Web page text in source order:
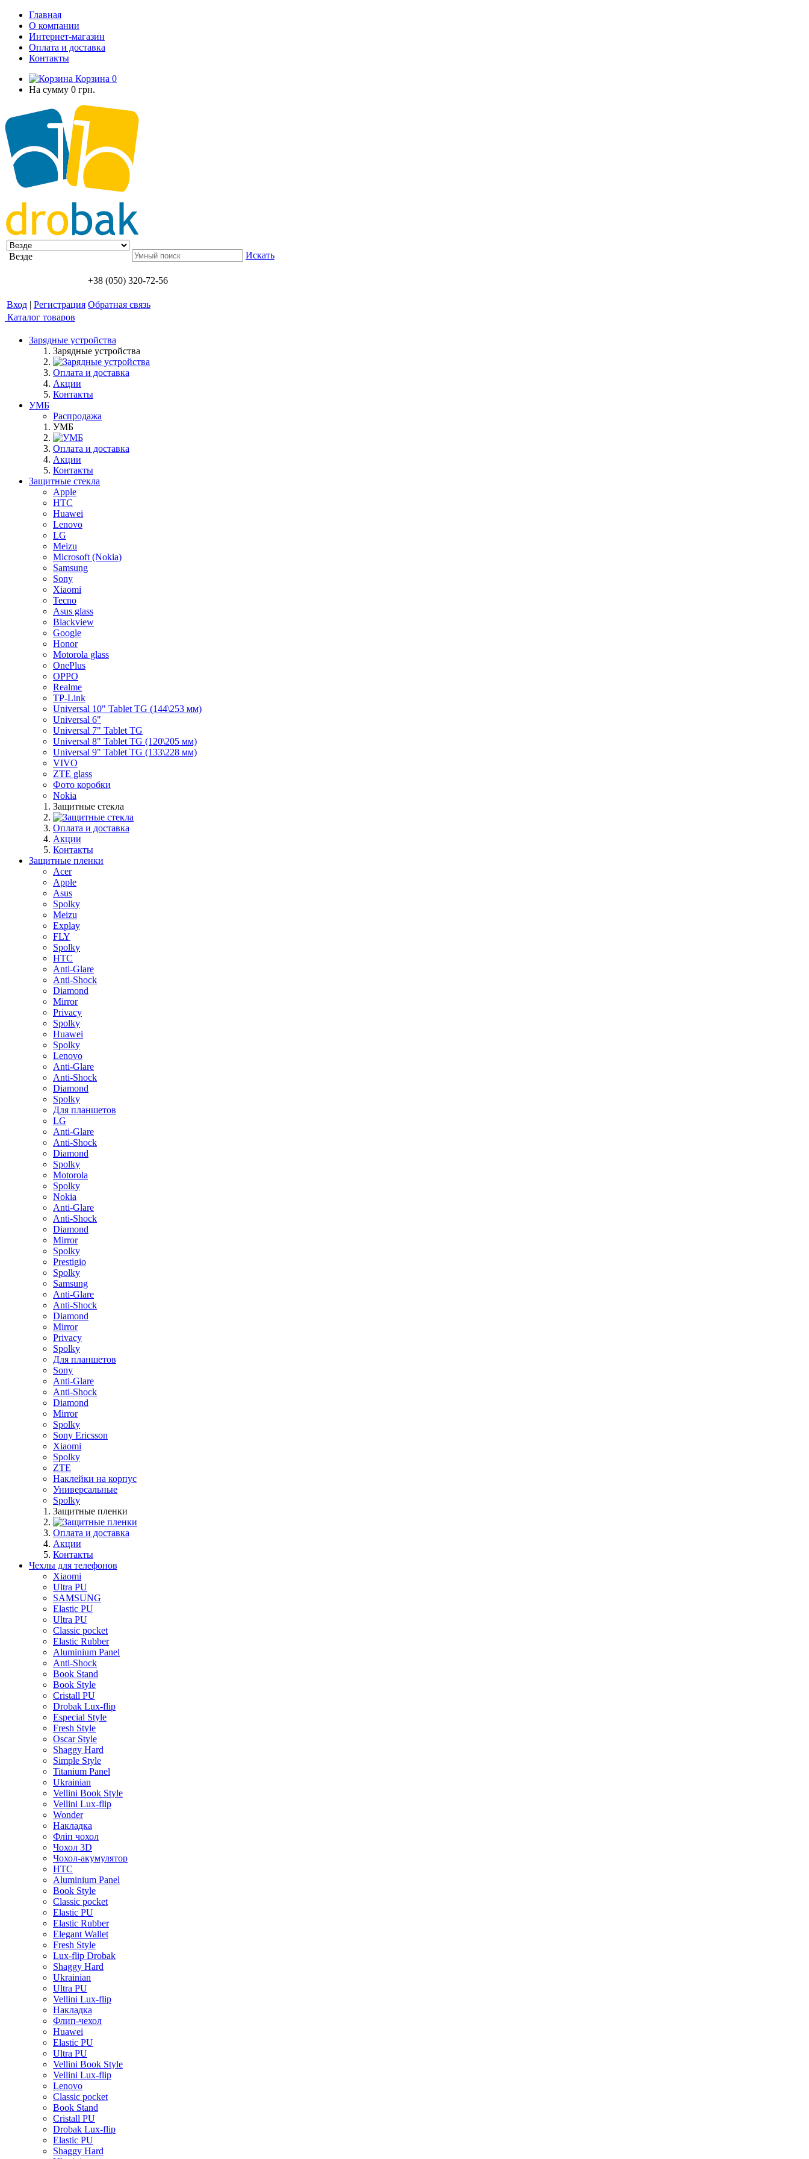
Главная
О компании
Интернет-магазин
Оплата и доставка
Контакты
Корзина 0
На сумму 0 грн.
Везде Искать
+38 (050) 320-72-56
Вход | Регистрация Обратная связь
Каталог товаров
Зарядные устройства
Зарядные устройства
Оплата и доставка
Акции
Контакты
УМБ
Распродажа
УМБ
Оплата и доставка
Акции
Контакты
Защитные стекла
Apple
HTC
Huawei
Lenovo
LG
Meizu
Microsoft (Nokia)
Samsung
Sony
Xiaomi
Tecno
Asus glass
Blackview
Google
Honor
Motorola glass
OnePlus
OPPO
Realme
TP-Link
Universal 10" Tablet TG (144\253 мм)
Universal 6"
Universal 7" Tablet TG
Universal 8" Tablet TG (120\205 мм)
Universal 9" Tablet TG (133\228 мм)
VIVO
ZTE glass
Фото коробки
Nokia
Защитные стекла
Оплата и доставка
Акции
Контакты
Защитные пленки
Acer
Apple
Asus
Spolky
Meizu
Explay
FLY
Spolky
HTC
Anti-Glare
Anti-Shock
Diamond
Mirror
Privacy
Spolky
Huawei
Spolky
Lenovo
Anti-Glare
Anti-Shock
Diamond
Spolky
Для планшетов
LG
Anti-Glare
Anti-Shock
Diamond
Spolky
Motorola
Spolky
Nokia
Anti-Glare
Anti-Shock
Diamond
Mirror
Spolky
Prestigio
Spolky
Samsung
Anti-Glare
Anti-Shock
Diamond
Mirror
Privacy
Spolky
Для планшетов
Sony
Anti-Glare
Anti-Shock
Diamond
Mirror
Spolky
Sony Ericsson
Xiaomi
Spolky
ZTE
Наклейки на корпус
Универсальные
Spolky
Защитные пленки
Оплата и доставка
Акции
Контакты
Чехлы для телефонов
Xiaomi
Ultra PU
SAMSUNG
Elastic PU
Ultra PU
Classic pocket
Elastic Rubber
Aluminium Panel
Anti-Shock
Book Stand
Book Style
Cristall PU
Drobak Lux-flip
Especial Style
Fresh Style
Oscar Style
Shaggy Hard
Simple Style
Titanium Panel
Ukrainian
Vellini Book Style
Vellini Lux-flip
Wonder
Накладка
Фліп чохол
Чохол 3D
Чохол-акумулятор
HTC
Aluminium Panel
Book Style
Classic pocket
Elastic PU
Elastic Rubber
Elegant Wallet
Fresh Style
Lux-flip Drobak
Shaggy Hard
Ukrainian
Ultra PU
Vellini Lux-flip
Накладка
Флип-чехол
Huawei
Elastic PU
Ultra PU
Vellini Book Style
Vellini Lux-flip
Lenovo
Classic pocket
Book Stand
Cristall PU
Drobak Lux-flip
Elastic PU
Shaggy Hard